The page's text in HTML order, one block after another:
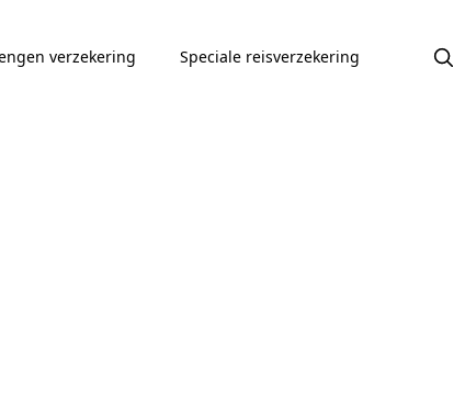
verzekering Speciale reisverzekering